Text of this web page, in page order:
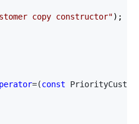
copy constructor"
=(const